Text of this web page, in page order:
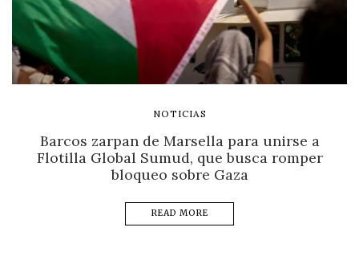
NOTICIAS
Barcos zarpan de Marsella para unirse a
Flotilla Global Sumud, que busca romper
bloqueo sobre Gaza
READ MORE